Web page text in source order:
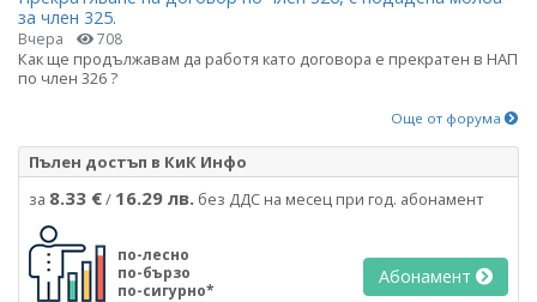
за член 325.
Вчера 708
Как ще продължавам да работя като договора е прекратен в НАП
по член 326 ?
Още от форума
Пълен достъп в КиК Инфо
за 8.33 €/ 16.29 лв. без ДДС на месец при год. абонамент
по-лесно
по-бързо
по-сигурно*
Абонамент